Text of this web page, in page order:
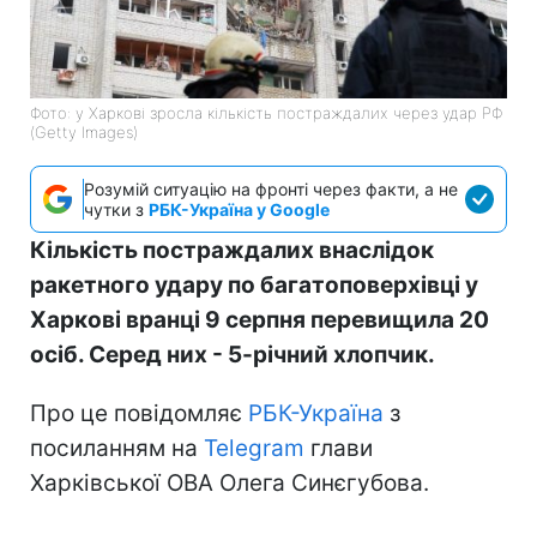
Фото: у Харкові зросла кількість постраждалих через удар РФ
(Getty Images)
Розумій ситуацію на фронті через факти, а не
чутки з РБК-Україна у Google
Кількість постраждалих внаслідок
ракетного удару по багатоповерхівці у
Харкові вранці 9 серпня перевищила 20
осіб. Серед них - 5-річний хлопчик.
Про це повідомляє РБК-Україна з
посиланням на Telegram глави
Харківської ОВА Олега Синєгубова.